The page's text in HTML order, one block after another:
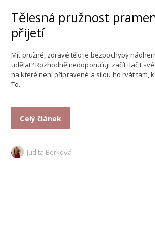
Tělesná pružnost
přijetí
Mít pružné, zdravé tělo je bezpochyby
udělat? Rozhodně nedoporučuji začít tlačit
na které není připravené a silou ho rvát tam,
To...
Celý článek
Judita Berková